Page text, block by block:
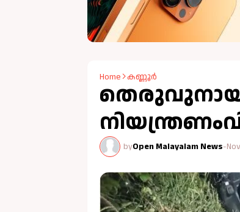
Home കണ്ണൂർ
byOpen Malayalam News-